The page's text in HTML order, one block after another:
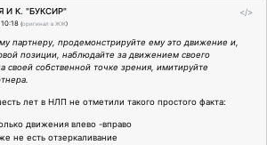
</>
И К. "БУКСИР"
(оригинал в ЖЖ)
партнеру, продемонстрируйте ему это движение и,
позиции, наблюдайте за движением своего
своей собственной точке зрения, имитируйте
лет в НЛП не отметили такого простого факта:
движения влево -вправо
не есть отзеркаливание